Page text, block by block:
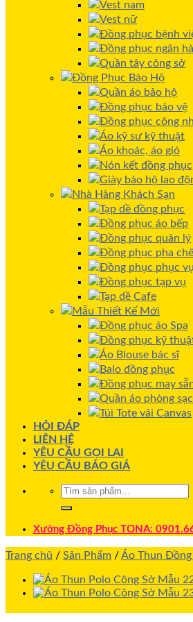
Vest nam
Vest nữ
Đồng phục bệnh
Đồng phục ngân
Quần tây công sở
Đồng Phục Bảo Hộ
Quần áo bảo hộ
Đồng phục bảo vệ
Đồng phục công
Áo kỹ sư kỹ thuật
Áo khoác, áo gió
Nón kết đồng phục
Giày bảo hộ lao
Nhà Hàng Khách Sạn
Tạp dề đồng phục
Đồng phục áo bếp
Đồng phục quản lý
Đồng phục pha chế
Đồng phục phục vụ
Đồng phục tạp vụ
Tạp dề Cafe
Mẫu Thiết Kế Mới
Đồng phục áo Spa
Đồng phục kỹ
Áo Blouse bác sĩ
Balo đồng phục
Đồng phục may
Quần áo phòng
Túi Tote vải Canvas
HỎI ĐÁP
LIÊN HỆ
YÊU CẦU GỌI LẠI
YÊU CẦU BÁO GIÁ
Xưởng Đồng Phục TONA:
Trang chủ / Sản Phẩm /Áo Thun Đồng